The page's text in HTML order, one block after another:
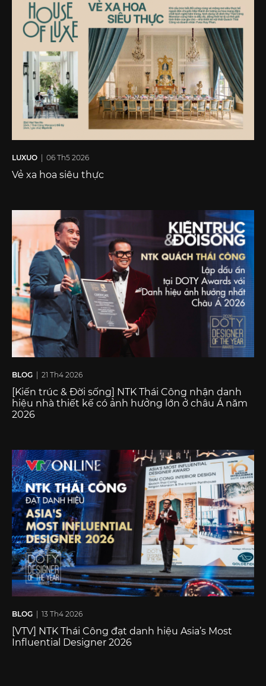
LUXUO | 06 Th5 2026
Vẻ xa hoa siêu thực
BLOG | 21 Th4 2026
[Kiến trúc & Đời sống] NTK Thái Công nhận danh
hiệu nhà thiết kế có ảnh hưởng lớn ở châu Á năm
2026
BLOG | 13 Th4 2026
[VTV] NTK Thái Công đạt danh hiệu Asia’s Most
Influential Designer 2026